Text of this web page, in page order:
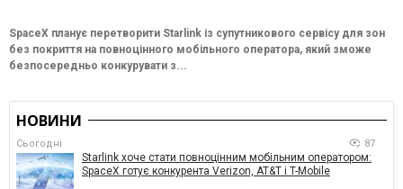
SpaceX планує перетворити Starlink із супутникового сервісу для зон
без покриття на повноцінного мобільного оператора, який зможе
безпосередньо конкурувати з...
НОВИНИ
Сьогодні 87
Starlink хоче стати повноцінним мобільним оператором:
SpaceX готує конкурента Verizon, AT&T і T-Mobile